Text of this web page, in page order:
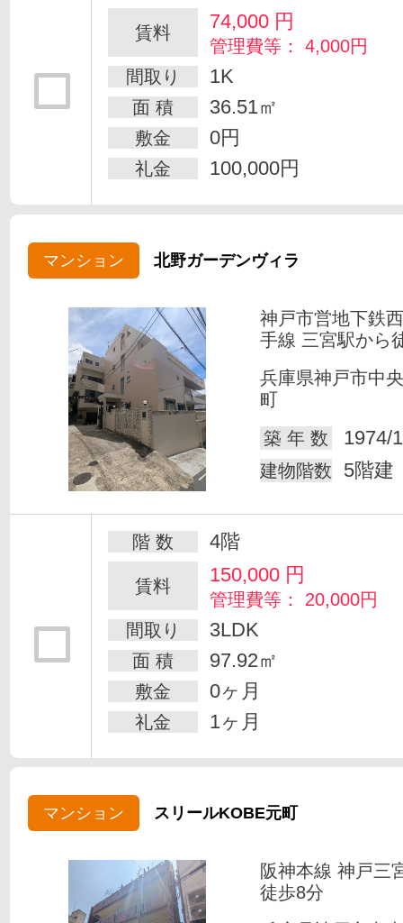
賃料 74,000 円
管理費等： 4,000円
間取り
1K
面 積 36.51㎡
敷金 0円
礼金 100,000円
マンション 北野ガーデンヴィラ
神戸市営地下鉄
手線 三宮駅から
兵庫県神戸市中
町
築 年 数
1974/
建物階数 5階建
階 数 4階
賃料 150,000 円
管理費等： 20,000円
間取り
3LDK
面 積 97.92㎡
敷金 0ヶ月
礼金 1ヶ月
マンション スリールKOBE元町
阪神本線 神戸三
徒歩8分